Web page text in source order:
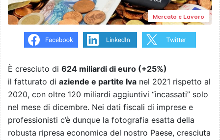
Mercato e Lavoro
È cresciuto di 624 miliardi di euro (+25%)
il fatturato di aziende e partite Iva nel 2021 rispetto al
2020, con oltre 120 miliardi aggiuntivi “incassati” solo
nel mese di dicembre. Nei dati fiscali di imprese e
professionisti c’è dunque la fotografia esatta della
robusta ripresa economica del nostro Paese, cresciuta